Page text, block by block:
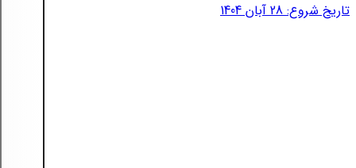
تاریخ شروع: 28 آبان 1404